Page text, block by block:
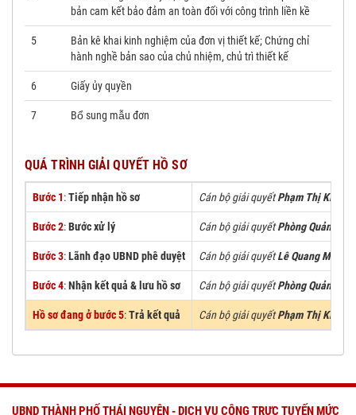
bản cam kết bảo đảm an toàn đối với công trình liền kề
5
Bản kê khai kinh nghiệm của đơn vị thiết kế; Chứng chỉ
hành nghề bản sao của chủ nhiệm, chủ trì thiết kế
6 Giấy ủy quyền
7 Bổ sung mẫu đơn
QUÁ TRÌNH GIẢI QUYẾT HỒ SƠ
Bước 1:Tiếp nhận hồ sơ Cán bộ giải quyếtPhạm Thị Kiều
Bước 2:Bước xử lý Cán bộ giải quyếtPhòng Quản Lý
Bước 3:Lãnh đạo UBND phê duyệt Cán bộ giải quyếtLê Quang Minh
Bước 4:Nhận kết quả & lưu hồ sơ Cán bộ giải quyếtPhòng Quản Lý
Hồ sơ đang ở bước 5:Trả kết quả Cán bộ giải quyếtPhạm Thị Kiều
UBND THÀNH PHỐ THÁI NGUYÊN - DỊCH VỤ CÔNG TRỰC TUYẾN MỨC